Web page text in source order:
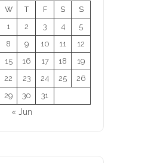
W T F S
S
1
2 3 4
5
8 9 10 11
12
15 16 17 18
19
22 23 24 25
26
29 30 31
« Jun